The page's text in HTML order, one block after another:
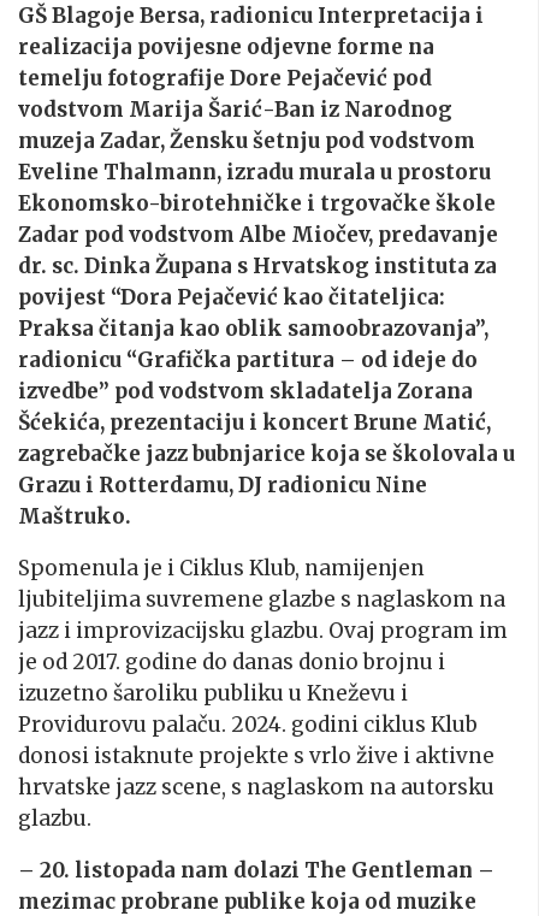
GŠ Blagoje Bersa, radionicu Interpretacija i
realizacija povijesne odjevne forme na
temelju fotografije Dore Pejačević pod
vodstvom Marija Šarić-Ban iz Narodnog
muzeja Zadar, Žensku šetnju pod vodstvom
Eveline Thalmann, izradu murala u prostoru
Ekonomsko-birotehničke i trgovačke škole
Zadar pod vodstvom Albe Miočev, predavanje
dr. sc. Dinka Župana s Hrvatskog instituta za
povijest “Dora Pejačević kao čitateljica:
Praksa čitanja kao oblik samoobrazovanja”,
radionicu “Grafička partitura – od ideje do
izvedbe” pod vodstvom skladatelja Zorana
Šćekića, prezentaciju i koncert Brune Matić,
zagrebačke jazz bubnjarice koja se školovala u
Grazu i Rotterdamu, DJ radionicu Nine
Maštruko.
Spomenula je i Ciklus Klub, namijenjen
ljubiteljima suvremene glazbe s naglaskom na
jazz i improvizacijsku glazbu. Ovaj program im
je od 2017. godine do danas donio brojnu i
izuzetno šaroliku publiku u Kneževu i
Providurovu palaču. 2024. godini ciklus Klub
donosi istaknute projekte s vrlo žive i aktivne
hrvatske jazz scene, s naglaskom na autorsku
glazbu.
– 20. listopada nam dolazi The Gentleman –
mezimac probrane publike koja od muzike